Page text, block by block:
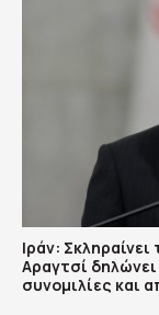
Ιράν:
Αραγτσί
συνομιλίες και